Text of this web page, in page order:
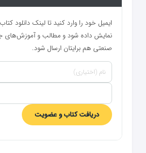
ایمیل خود را وارد کنید تا لینک دانلود
نمایش داده شود و مطالب و آموزش‌های
صنعتی هم برایتان ارسال شود.
دریافت کتاب و عضویت